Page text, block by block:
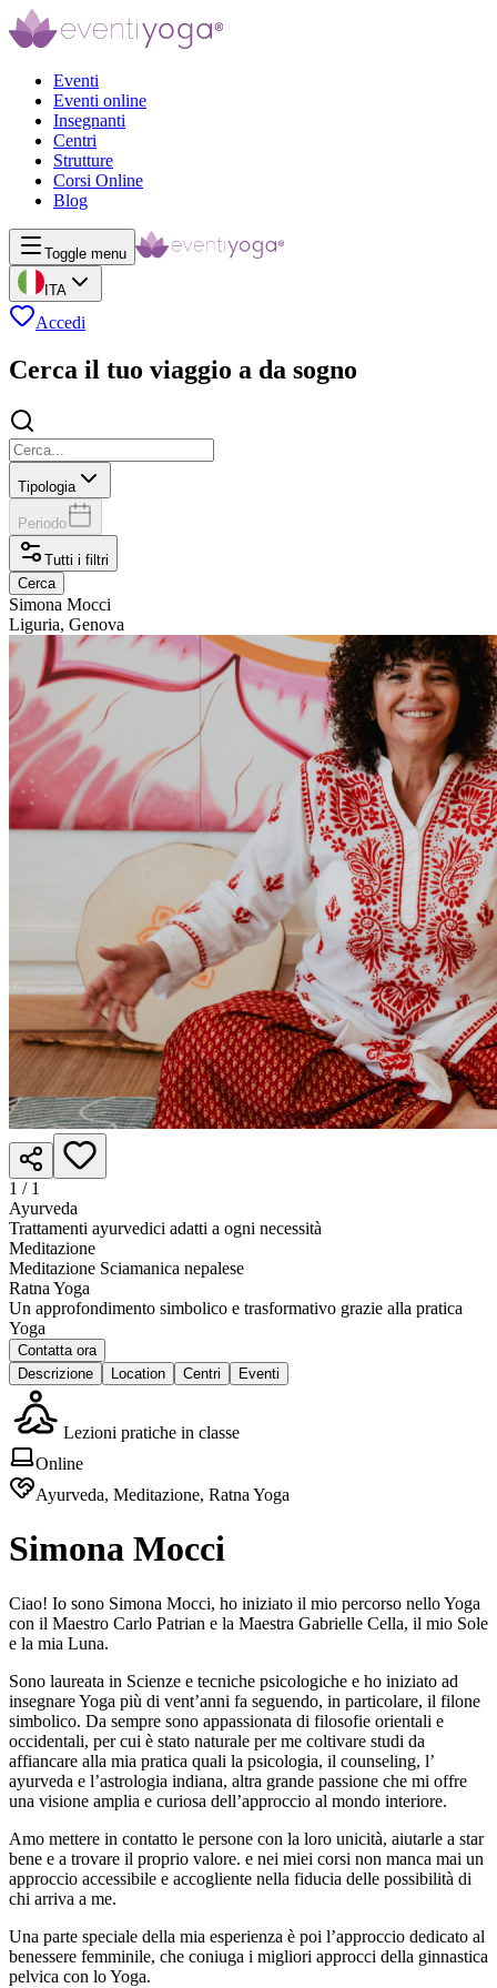
Eventi
Eventi online
Insegnanti
Centri
Strutture
Corsi Online
Blog
Toggle menu
ITA
Accedi
Cerca il tuo viaggio a da sogno
Tipologia
Periodo
Tutti i filtri
Cerca
Simona Mocci
Liguria, Genova
1 / 1
Ayurveda
Trattamenti ayurvedici adatti a ogni necessità
Meditazione
Meditazione Sciamanica nepalese
Ratna Yoga
Un approfondimento simbolico e trasformativo grazie alla pratica
Yoga
Contatta ora
Descrizione
Location Centri Eventi
Lezioni pratiche in classe
Online
Ayurveda, Meditazione, Ratna Yoga
Simona Mocci
Ciao! Io sono Simona Mocci, ho iniziato il mio percorso nello Yoga
con il Maestro Carlo Patrian e la Maestra Gabrielle Cella, il mio Sole
e la mia Luna.
Sono laureata in Scienze e tecniche psicologiche e ho iniziato ad
insegnare Yoga più di vent’anni fa seguendo, in particolare, il filone
simbolico. Da sempre sono appassionata di filosofie orientali e
occidentali, per cui è stato naturale per me coltivare studi da
affiancare alla mia pratica quali la psicologia, il counseling, l’
ayurveda e l’astrologia indiana, altra grande passione che mi offre
una visione amplia e curiosa dell’approccio al mondo interiore.
Amo mettere in contatto le persone con la loro unicità, aiutarle a star
bene e a trovare il proprio valore. e nei miei corsi non manca mai un
approccio accessibile e accogliente nella fiducia delle possibilità di
chi arriva a me.
Una parte speciale della mia esperienza è poi l’approccio dedicato al
benessere femminile, che coniuga i migliori approcci della ginnastica
pelvica con lo Yoga.